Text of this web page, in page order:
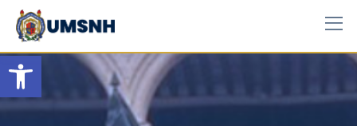
Open toolbar
Skip
content